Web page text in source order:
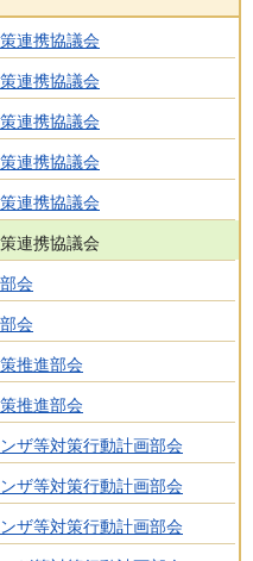
連携協議会
連携協議会
連携協議会
連携協議会
連携協議会
連携協議会
会
会
推進部会
推進部会
ザ等対策行動計画部会
ザ等対策行動計画部会
ザ等対策行動計画部会